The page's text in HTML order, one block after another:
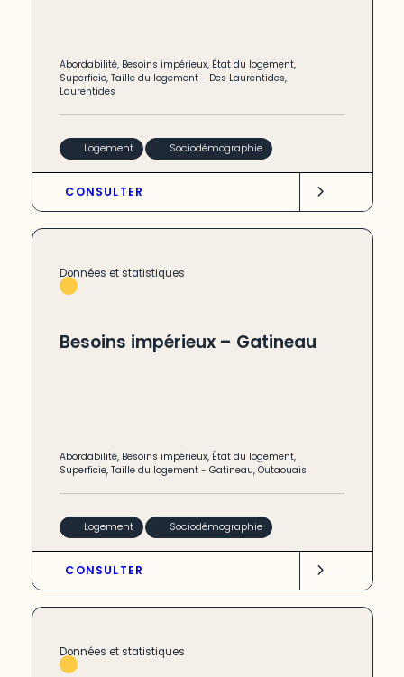
Abordabilité, Besoins impérieux, État du logement,
Superficie,Taille du logement - Des Laurentides,
Laurentides
Logement Sociodémographie
CONSULTER
Données et statistiques
Besoins impérieux – Gatineau
Abordabilité, Besoins impérieux, État du logement,
Superficie,Taille du logement -Gatineau,Outaouais
Logement Sociodémographie
CONSULTER
Données et statistiques